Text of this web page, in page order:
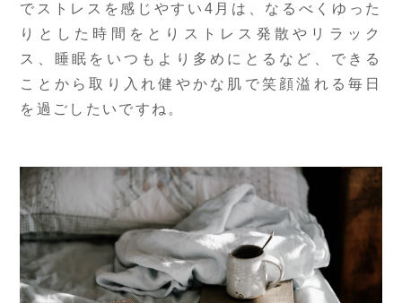
でストレスを感じやすい4月は、なるべくゆった
りとした時間をとりストレス発散やリラック
ス、睡眠をいつもより多めにとるなど、できる
ことから取り入れ健やかな肌で笑顔溢れる毎日
を過ごしたいですね。